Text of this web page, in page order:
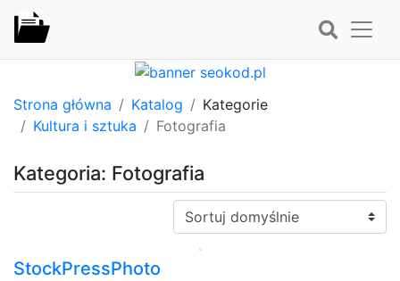
Strona główna Katalog
Kategorie
Kultura i sztuka
Fotografia
Kategoria: Fotografia
Sortuj:
StockPressPhoto